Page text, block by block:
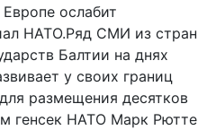
ослабит
НАТО.Ряд СМИ из стран
Балтии на днях
у своих границ
размещения десятков
генсек НАТО Марк Рютте